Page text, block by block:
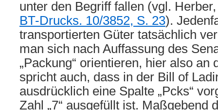
unter den Begriff fallen (vgl.
BT-Drucks. 10/3852, S. 23).
transportierten Güter tatsächlich
man sich nach Auffassung des
„Packung“ orientieren, hier also an
spricht auch, dass in der Bill of
ausdrücklich eine Spalte „Pcks“
Zahl „7“ ausgefüllt ist. Maßgebend